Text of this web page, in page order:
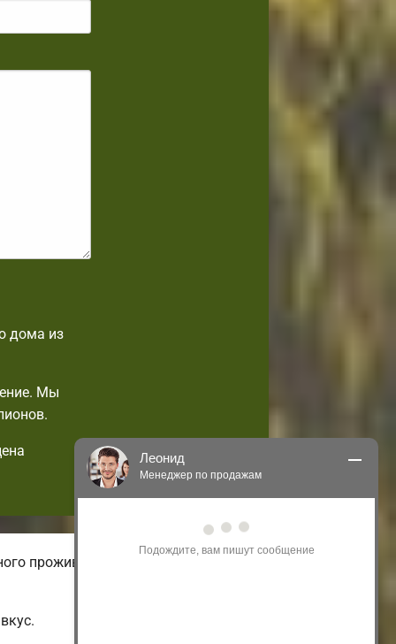
дома из
Мы
проживания. В нашем онлайн-
Леонид
Менеджер по продажам
Здравствуйте! Я могу
акциям и проектам.